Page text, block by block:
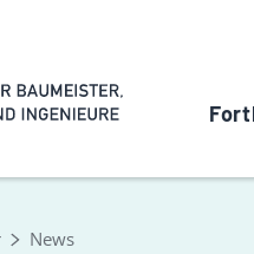
News